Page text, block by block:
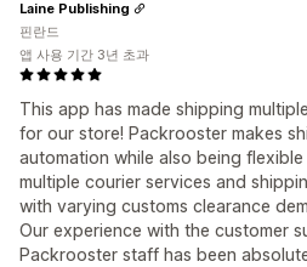
This app has made shipping
for our store! Packrooster makes
automation while also being
multiple courier services and
with varying customs clearance
Our experience with the customer
Packrooster staff has been
Laine Publishing
핀란드
앱 사용 기간 3년 초과